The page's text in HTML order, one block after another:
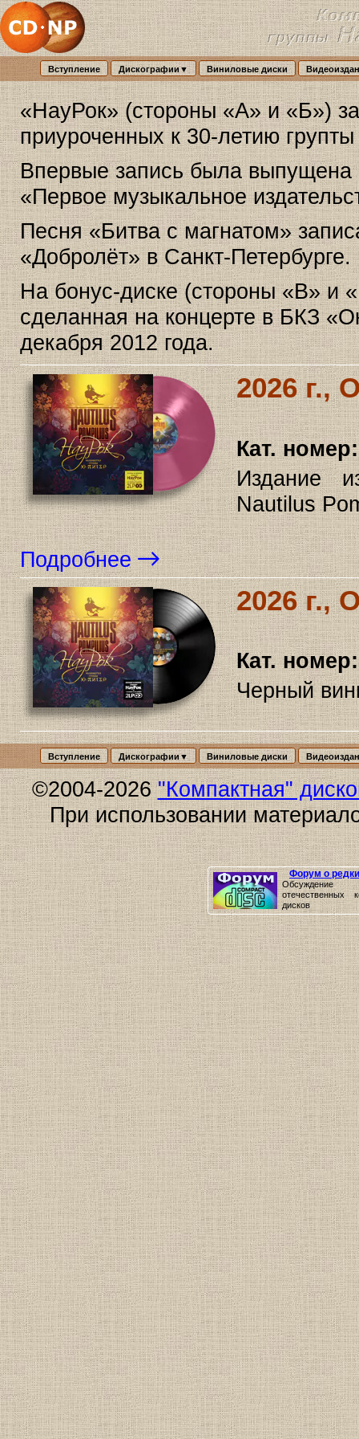
Вступление Дискографии▼ Виниловые диски
«НауРок» (стороны «А» и «Б»)
приуроченных к 30-летию
Впервые запись была
«Первое музыкальное
Песня «Битва с магнатом»
«Добролёт» в Санкт-Петербурге.
На бонус-диске (стороны «В» и
сделанная на концерте в БКЗ
декабря 2012 года.
2026 г.,
Кат. номер:
Издание
Nautilus
Подробнее
2026 г.,
Кат. номер:
Черный
Вступление Дискографии▼ Виниловые диски
©2004-2026"Компактная"
При использовании
Форум о
Обсуждение
отечественных
дисков